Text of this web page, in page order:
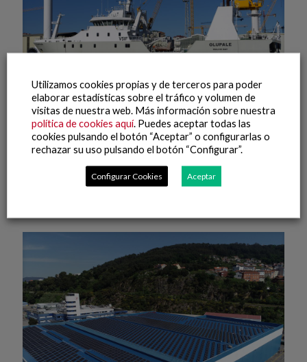
11 junio, 2026
Grupo Nueva Pescanova refuerza su inversión en Namibia
con la incorporación de un nuevo buque congelador
Utilizamos cookies propias y de terceros para poder
elaborar estadísticas sobre el tráfico y volumen de
visitas de nuestra web. Más información sobre nuestra
política de cookies aquí. Puedes aceptar todas las
cookies pulsando el botón “Aceptar” o configurarlas o
rechazar su uso pulsando el botón “Configurar”.
Configurar Cookies Aceptar